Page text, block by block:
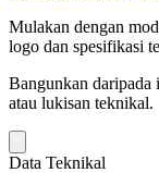
Mulakan dengan
logo dan spesifikasi
Bangunkan daripada
atau lukisan teknikal.
Data Teknikal